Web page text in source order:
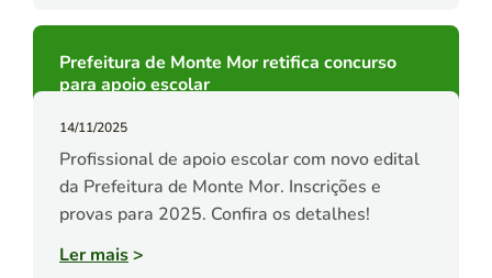
Prefeitura de Monte Mor retifica concurso
para apoio escolar
14/11/2025
Profissional de apoio escolar com novo edital
da Prefeitura de Monte Mor. Inscrições e
provas para 2025. Confira os detalhes!
Ler mais>